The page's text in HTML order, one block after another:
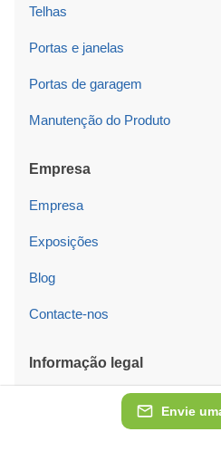
Envie
Telhas
Portas e janelas
Portas de garagem
Manutenção do Produto
Empresa
Empresa
Exposições
Blog
Contacte-nos
Informação legal
Condições gerais de venda